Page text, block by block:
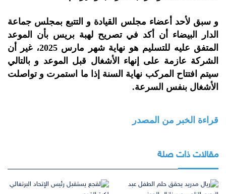
و سبق لأحد أعضاء مجلس القيادة و التتبع بمجلس جماعة
الدار البيضاء أن أكد في تصريح لهبة بريس بأن الموعد
المتفق عليه للتسليم هو نهاية شهر مارس 2025، غير أن
الشركة عازمة على إنهاء الأشغال قبل الموعد و بالتالي
سيتم افتتاح المركب نهاية السنة إذا ما استمرت و تواصلت
الأشغال بنفس السرعة.
قراءة الخبر من المصدر
مقالات ذات صلة